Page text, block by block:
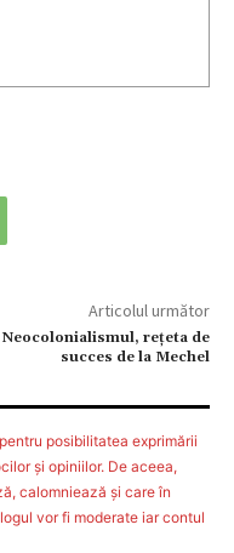
Articolul următor
Neocolonialismul, reţeta de
succes de la Mechel
posibilitatea exprimării
şi opiniilor. De aceea,
calomniează şi care în
vor fi moderate iar contul